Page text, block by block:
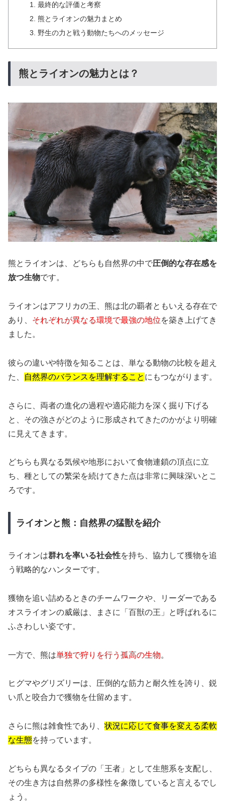
最終的な評価と考察
熊とライオンの魅力まとめ
野生の力と戦う動物たちへのメッセージ
熊とライオンの魅力とは？
熊とライオンは、どちらも自然界の中で圧倒的な存在感を
放つ生物です。
ライオンはアフリカの王、熊は北の覇者ともいえる存在で
あり、 それぞれが異なる環境で最強の地位を築き上げてき
ました。
彼らの違いや特徴を知ることは、単なる動物の比較を超え
た、
自然界のバランスを理解すること にもつながります。
さらに、両者の進化の過程や適応能力を深く掘り下げる
と、その強さがどのように形成されてきたのかがより明確
に見えてきます。
どちらも異なる気候や地形において食物連鎖の頂点に立
ち、種としての繁栄を続けてきた点は非常に興味深いとこ
ろです。
ライオンと熊：自然界の猛獣を紹介
ライオンは群れを率いる社会性を持ち、協力して獲物を追
う戦略的なハンターです。
獲物を追い詰めるときのチームワークや、リーダーである
オスライオンの威厳は、まさに「百獣の王」と呼ばれるに
ふさわしい姿です。
一方で、熊は単独で狩りを行う孤高の生物。
ヒグマやグリズリーは、圧倒的な筋力と耐久性を誇り、鋭
い爪と咬合力で獲物を仕留めます。
さらに熊は雑食性であり、 状況に応じて食事を変える柔軟
な生態を持っています。
どちらも異なるタイプの「王者」として生態系を支配し、
その生き方は自然界の多様性を象徴していると言えるでし
ょう。